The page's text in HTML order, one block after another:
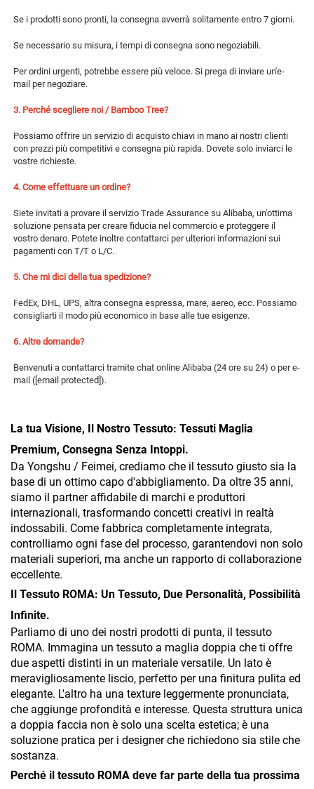
Se i prodotti sono pronti, la consegna avverrà solitamente entro 7 giorni.
Se necessario su misura, i tempi di consegna sono negoziabili.
Per ordini urgenti, potrebbe essere più veloce. Si prega di inviare un'e-
mail per negoziare.
3. Perché scegliere noi / Bamboo Tree?
Possiamo offrire un servizio di acquisto chiavi in mano ai nostri clienti
con prezzi più competitivi e consegna più rapida. Dovete solo inviarci le
vostre richieste.
4. Come effettuare un ordine?
Siete invitati a provare il servizio Trade Assurance su Alibaba, un'ottima
soluzione pensata per creare fiducia nel commercio e proteggere il
vostro denaro. Potete inoltre contattarci per ulteriori informazioni sui
pagamenti con T/T o L/C.
5. Che mi dici della tua spedizione?
FedEx, DHL, UPS, altra consegna espressa, mare, aereo, ecc. Possiamo
consigliarti il modo più economico in base alle tue esigenze.
6. Altre domande?
Benvenuti a contattarci tramite chat online Alibaba (24 ore su 24) o per e-
mail ( [email protected] ).
La tua Visione, Il Nostro Tessuto: Tessuti Maglia
Premium, Consegna Senza Intoppi.
Da Yongshu / Feimei, crediamo che il tessuto giusto sia la
base di un ottimo capo d'abbigliamento. Da oltre 35 anni,
siamo il partner affidabile di marchi e produttori
internazionali, trasformando concetti creativi in realtà
indossabili. Come fabbrica completamente integrata,
controlliamo ogni fase del processo, garantendovi non solo
materiali superiori, ma anche un rapporto di collaborazione
eccellente.
Il Tessuto ROMA: Un Tessuto, Due Personalità, Possibilità
Infinite.
Parliamo di uno dei nostri prodotti di punta, il tessuto
ROMA. Immagina un tessuto a maglia doppia che ti offre
due aspetti distinti in un materiale versatile. Un lato è
meravigliosamente liscio, perfetto per una finitura pulita ed
elegante. L'altro ha una texture leggermente pronunciata,
che aggiunge profondità e interesse. Questa struttura unica
a doppia faccia non è solo una scelta estetica; è una
soluzione pratica per i designer che richiedono sia stile che
sostanza.
Perché il tessuto ROMA deve far parte della tua prossima